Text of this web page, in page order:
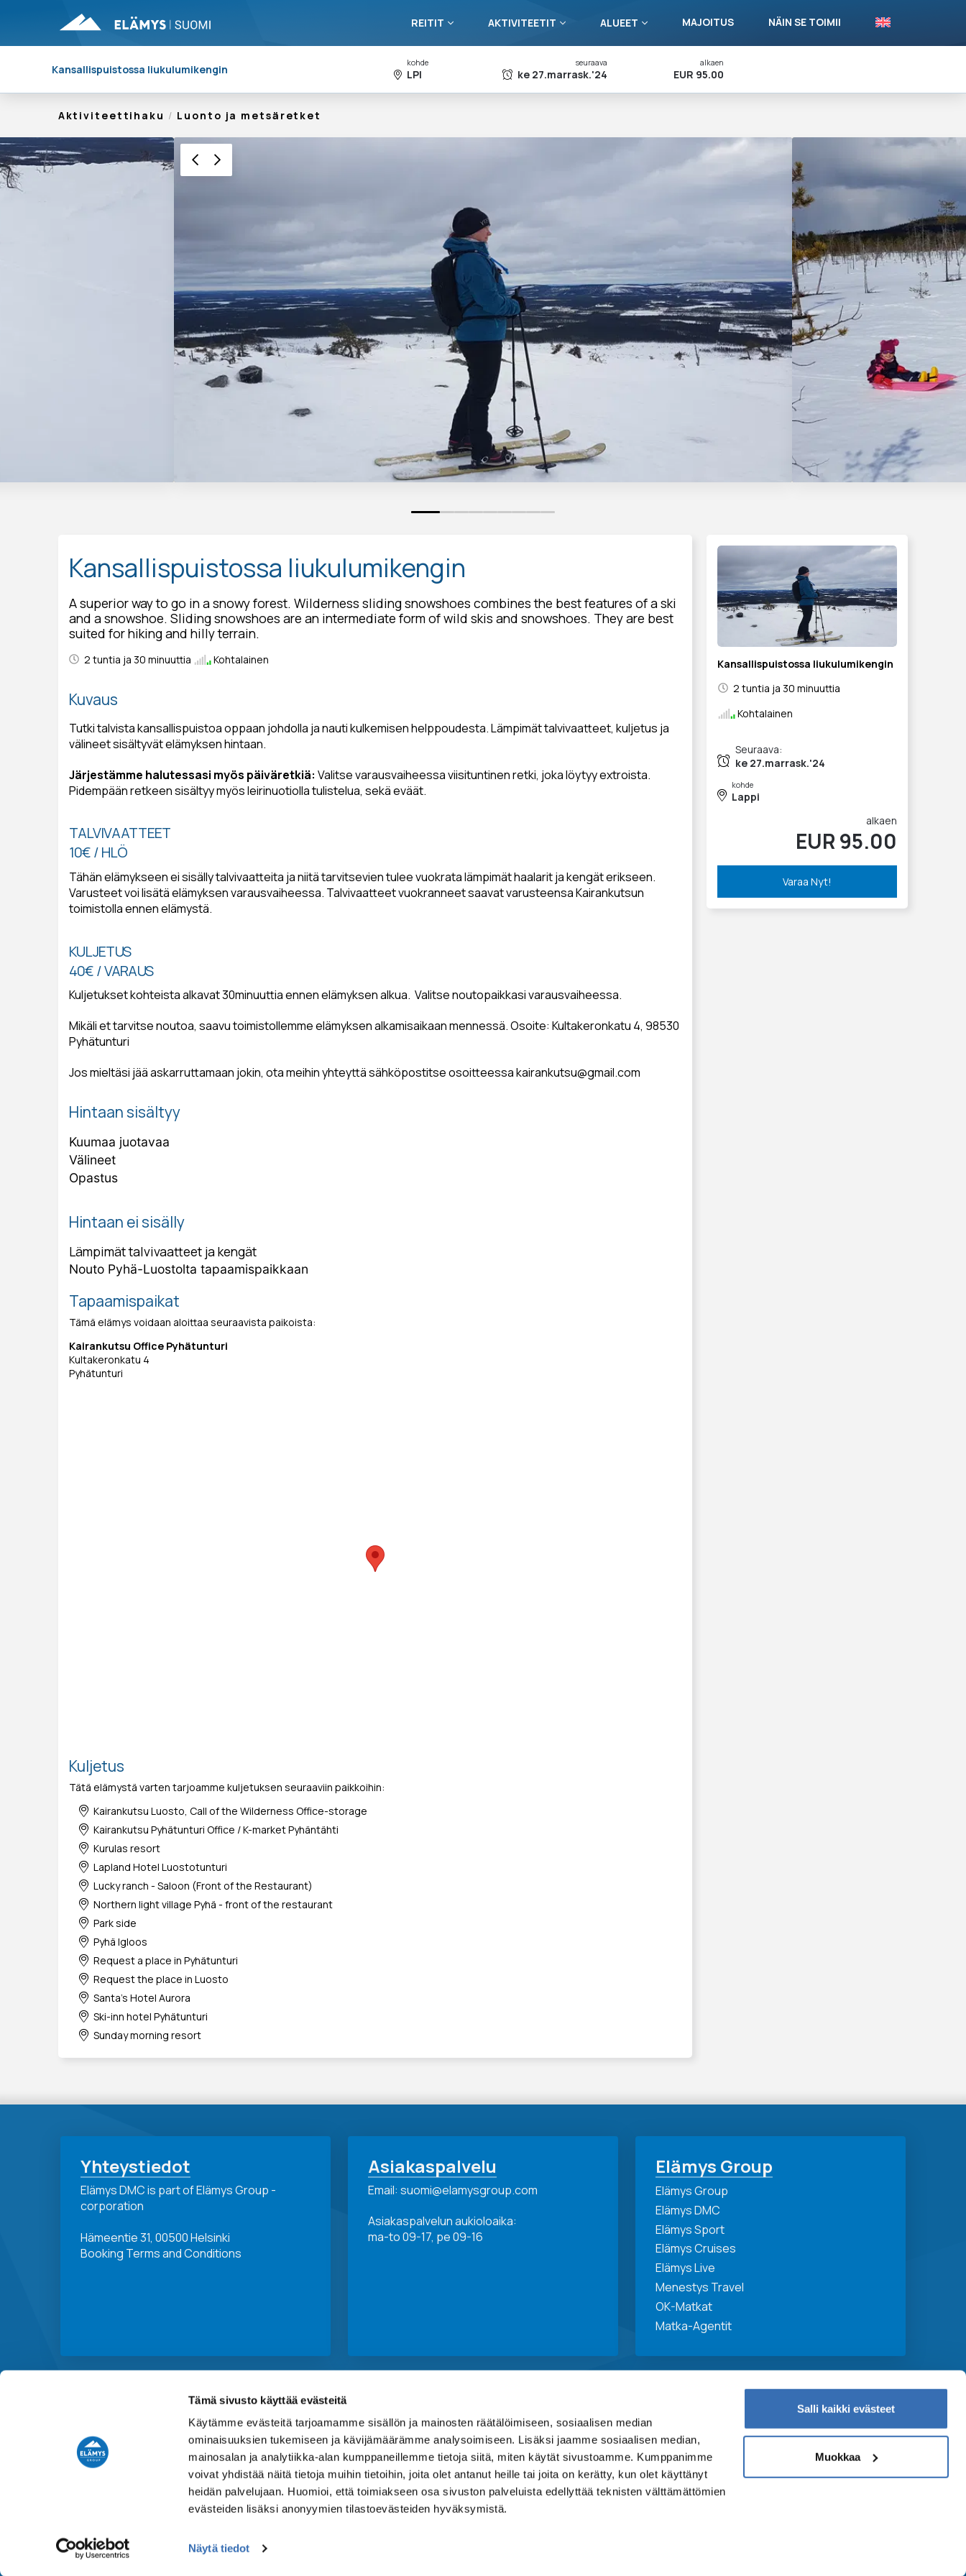
Tämä sivusto käyttää evästeitä
Käytämme evästeitä tarjoamamme sisällön ja mainosten räätälöimiseen, sosiaalisen median
ominaisuuksien tukemiseen ja kävijämäärämme analysoimiseen. Lisäksi jaamme sosiaalisen median,
mainosalan ja analytiikka-alan kumppaneillemme tietoja siitä, miten käytät sivustoamme. Kumppanimme
voivat yhdistää näitä tietoja muihin tietoihin, joita olet antanut heille tai joita on kerätty, kun olet käyttänyt
heidän palvelujaan. Huomioi, että toimiakseen osa sivuston palveluista edellyttää teknisten välttämättömien
evästeiden lisäksi anonyymien tilastoevästeiden hyväksymistä.
Näytä tiedot
Salli kaikki evästeet
Muokkaa
REITIT AKTIVITEETIT ALUEET MAJOITUS NÄIN SE TOIMII
Kansallispuistossa liukulumikengin kohde
LPI
seuraava
ke 27.marrask.'24
alkaen
EUR 95.00
Aktiviteettihaku / Luonto ja metsäretket
0 1 2 3 4 5 6 7 8
Kansallispuistossa liukulumikengin
A superior way to go in a snowy forest. Wilderness sliding snowshoes combines the best features of a ski
and a snowshoe. Sliding snowshoes are an intermediate form of wild skis and snowshoes. They are best
suited for hiking and hilly terrain.
2 tuntia ja 30 minuuttia Kohtalainen
Kuvaus
Tutki talvista kansallispuistoa oppaan johdolla ja nauti kulkemisen helppoudesta. Lämpimät talvivaatteet, kuljetus ja
välineet sisältyvät elämyksen hintaan.
Järjestämme halutessasi myös päiväretkiä: Valitse varausvaiheessa viisituntinen retki, joka löytyy extroista.
Pidempään retkeen sisältyy myös leirinuotiolla tulistelua, sekä eväät.
TALVIVAATTEET
10€ / HLÖ
Tähän elämykseen ei sisälly talvivaatteita ja niitä tarvitsevien tulee vuokrata lämpimät haalarit ja kengät erikseen.
Varusteet voi lisätä elämyksen varausvaiheessa. Talvivaatteet vuokranneet saavat varusteensa Kairankutsun
toimistolla ennen elämystä.
KULJETUS
40€ / VARAUS
Kuljetukset kohteista alkavat 30minuuttia ennen elämyksen alkua. Valitse noutopaikkasi varausvaiheessa.
Mikäli et tarvitse noutoa, saavu toimistollemme elämyksen alkamisaikaan mennessä. Osoite: Kultakeronkatu 4, 98530
Pyhätunturi
Jos mieltäsi jää askarruttamaan jokin, ota meihin yhteyttä sähköpostitse osoitteessa kairankutsu@gmail.com
Hintaan sisältyy
Kuumaa juotavaa
Välineet
Opastus
Hintaan ei sisälly
Lämpimät talvivaatteet ja kengät
Nouto Pyhä-Luostolta tapaamispaikkaan
Tapaamispaikat
Tämä elämys voidaan aloittaa seuraavista paikoista:
Kairankutsu Office Pyhätunturi
Kultakeronkatu 4
Pyhätunturi
Kuljetus
Tätä elämystä varten tarjoamme kuljetuksen seuraaviin paikkoihin:
Kairankutsu Luosto, Call of the Wilderness Office-storage
Kairankutsu Pyhätunturi Office / K-market Pyhäntähti
Kurulas resort
Lapland Hotel Luostotunturi
Lucky ranch - Saloon (Front of the Restaurant)
Northern light village Pyhä - front of the restaurant
Park side
Pyhä Igloos
Request a place in Pyhätunturi
Request the place in Luosto
Santa's Hotel Aurora
Ski-inn hotel Pyhätunturi
Sunday morning resort
Kansallispuistossa liukulumikengin
2 tuntia ja 30 minuuttia
Kohtalainen
Seuraava:
ke 27.marrask.'24
kohde
Lappi
alkaen
EUR 95.00
Varaa Nyt!
Yhteystiedot
Elämys DMC is part of Elämys Group -
corporation
Hämeentie 31, 00500 Helsinki
Booking Terms and Conditions
Asiakaspalvelu
Email: suomi@elamysgroup.com
Asiakaspalvelun aukioloaika:
ma-to 09-17, pe 09-16
Elämys Group
Elämys Group
Elämys DMC
Elämys Sport
Elämys Cruises
Elämys Live
Menestys Travel
OK-Matkat
Matka-Agentit